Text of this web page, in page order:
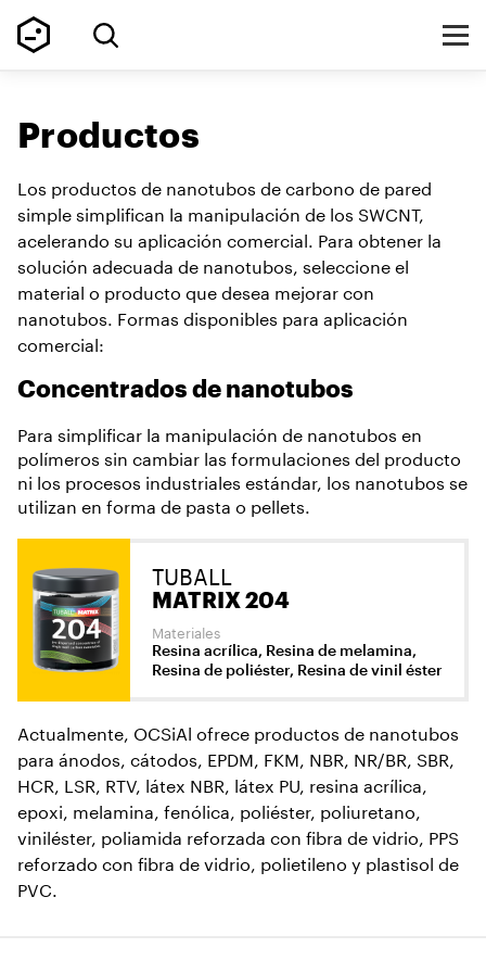
Productos
Los productos de nanotubos de carbono de pared
simple simplifican la manipulación de los SWCNT,
acelerando su aplicación comercial. Para obtener la
solución adecuada de nanotubos, seleccione el
material o producto que desea mejorar con
nanotubos. Formas disponibles para aplicación
comercial:
Concentrados de nanotubos
Para simplificar la manipulación de nanotubos en
polímeros sin cambiar las formulaciones del producto
ni los procesos industriales estándar, los nanotubos se
utilizan en forma de pasta o pellets.
TUBALL
MATRIX 204
Materiales
Resina acrílica, Resina de melamina,
Resina de poliéster, Resina de vinil éster
Actualmente, OCSiAl ofrece productos de nanotubos
para ánodos, cátodos, EPDM, FKM, NBR, NR/BR, SBR,
HCR, LSR, RTV, látex NBR, látex PU, resina acrílica,
epoxi, melamina, fenólica, poliéster, poliuretano,
viniléster, poliamida reforzada con fibra de vidrio, PPS
reforzado con fibra de vidrio, polietileno y plastisol de
PVC.